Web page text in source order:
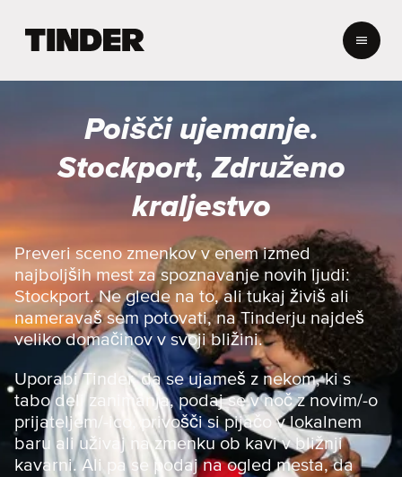
e
r
D
m
v
Poišči ujemanje.
Stockport, Združeno
kraljestvo
Preveri sceno zmenkov v enem izmed
najboljših mest za spoznavanje novih ljudi:
Stockport. Ne glede na to, ali tukaj živiš ali
nameravaš sem potovati, na Tinderju najdeš
veliko domačinov v svoji bližini.
Uporabi Tinder, da se ujameš z nekom, ki s
tabo deli zanimanja, podaj se v noč z novim/-o
prijateljem/-ico, privošči si pijačo v lokalnem
baru ali uživaj na zmenku ob kavi v bližnji
kavarni. Ali pa se podaj na ogled mesta, da